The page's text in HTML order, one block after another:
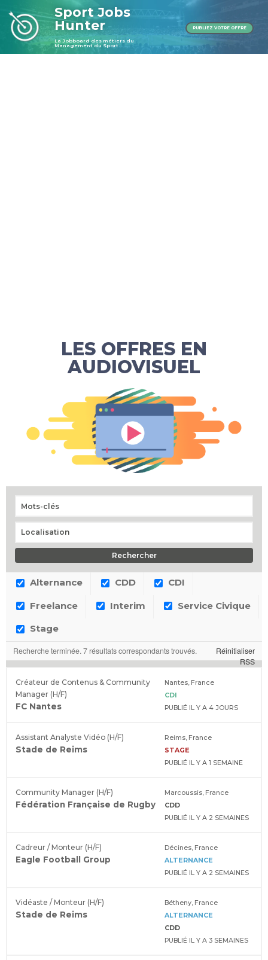
Sport Jobs
Hunter
La Jobboard des métiers du
Management du Sport
PUBLIEZ VOTRE OFFRE
LES OFFRES EN
AUDIOVISUEL
Alternance CDD CDI
Freelance Interim Service Civique
Stage
Recherche terminée. 7 résultats correspondants trouvés.
Réinitialiser
RSS
Créateur de Contenus & Community
Manager (H/F)
FC Nantes
Nantes, France
CDI
PUBLIÉ IL Y A 4 JOURS
Assistant Analyste Vidéo (H/F)
Stade de Reims
Reims, France
STAGE
PUBLIÉ IL Y A 1 SEMAINE
Community Manager (H/F)
Fédération Française de Rugby
Marcoussis, France
CDD
PUBLIÉ IL Y A 2 SEMAINES
Cadreur / Monteur (H/F)
Eagle Football Group
Décines, France
ALTERNANCE
PUBLIÉ IL Y A 2 SEMAINES
Vidéaste / Monteur (H/F)
Stade de Reims
Bétheny, France
ALTERNANCE
CDD
PUBLIÉ IL Y A 3 SEMAINES